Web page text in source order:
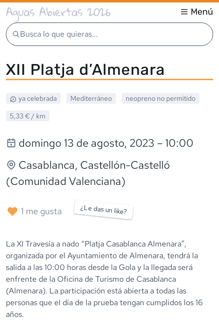
Aguas Abiertas 2026 Menú
Busca lo que quieras...
XII Platja d’Almenara
ya celebrada Mediterráneo neopreno no permitido
5,33 € / km
domingo 13 de agosto, 2023 – 10:00
Casablanca, Castellón-Castelló
(Comunidad Valenciana)
1 me gusta ¿Le das un like?
La XI Travesía a nado “Platja Casablanca Almenara”,
organizada por el Ayuntamiento de Almenara, tendrá la
salida a las 10:00 horas desde la Gola y la llegada será
enfrente de la Oficina de Turismo de Casablanca
(Almenara). La participación está abierta a todas las
personas que el día de la prueba tengan cumplidos los 16
años.